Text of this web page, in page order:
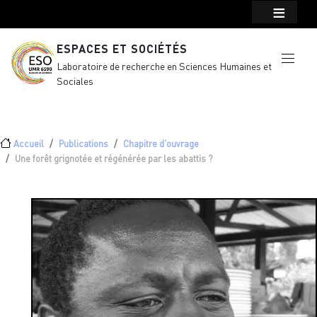
ESPACES ET SOCIÉTÉS
Laboratoire de recherche en Sciences Humaines et
Sociales
Fil d'Ariane
Accueil Publications
Chapitre d'ouvrage
Une forêt grignotée et régénérée par les abattis ?